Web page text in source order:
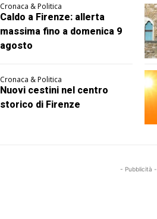
Cronaca & Politica
Caldo a Firenze: allerta
massima fino a domenica 9
agosto
Cronaca & Politica
Nuovi cestini nel centro
storico di Firenze
- Pubblicità -